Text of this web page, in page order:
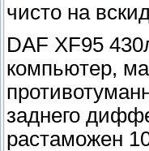
чисто на
DAF XF95
компьютер,
заднего
растаможен